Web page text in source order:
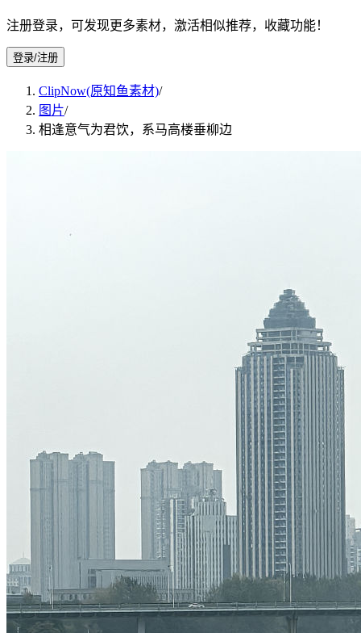
注册登录，可发现更多素材，激活相似推荐，收藏功能！
登录/注册
ClipNow(原知鱼素材)/
图片/
相逢意气为君饮，系马高楼垂柳边